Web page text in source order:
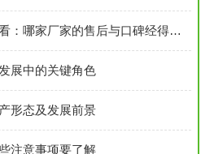
国标法兰毛坯采购必看：哪家厂家的售后与口碑经得起考验？
展中的关键角色
形态及发展前景
注意事项要了解